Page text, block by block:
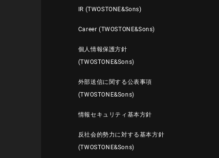
IR (TWOSTONE&Sons)
Career (TWOSTONE&Sons)
個人情報保護方針
(TWOSTONE&Sons)
外部送信に関する公表事項
(TWOSTONE&Sons)
情報セキュリティ基本方針
反社会的勢力に対する基本方針
(TWOSTONE&Sons)